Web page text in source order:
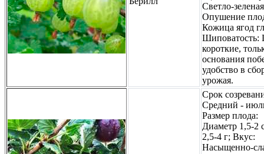
Светло-
Опушение
Кожица ягод
короткие,
основания
удобство в
урожая.
Срок
Средний -
Размер плода:
Диаметр 1,5-2
2,5-4 г; Вкус:
Насыщенно-